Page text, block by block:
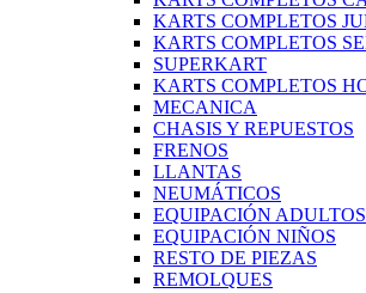
KARTS COMPLETOS
KARTS COMPLETOS
SUPERKART
KARTS COMPLETOS
MECANICA
CHASIS Y REPUESTOS
FRENOS
LLANTAS
NEUMÁTICOS
EQUIPACIÓN ADULTOS
EQUIPACIÓN NIÑOS
RESTO DE PIEZAS
REMOLQUES